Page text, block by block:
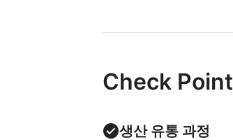
Check Point
생산 유통 과정